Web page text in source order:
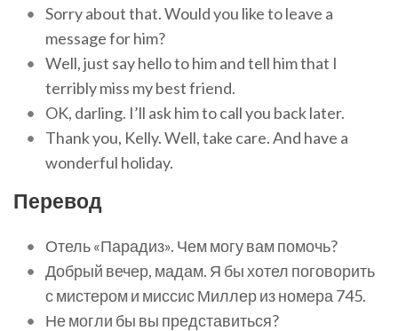
Sorry about that. Would you like to leave a
message for him?
Well, just say hello to him and tell him that I
terribly miss my best friend.
OK, darling. I’ll ask him to call you back later.
Thank you, Kelly. Well, take care. And have a
wonderful holiday.
Перевод
Отель «Парадиз». Чем могу вам помочь?
Добрый вечер, мадам. Я бы хотел поговорить
с мистером и миссис Миллер из номера 745.
Не могли бы вы представиться?